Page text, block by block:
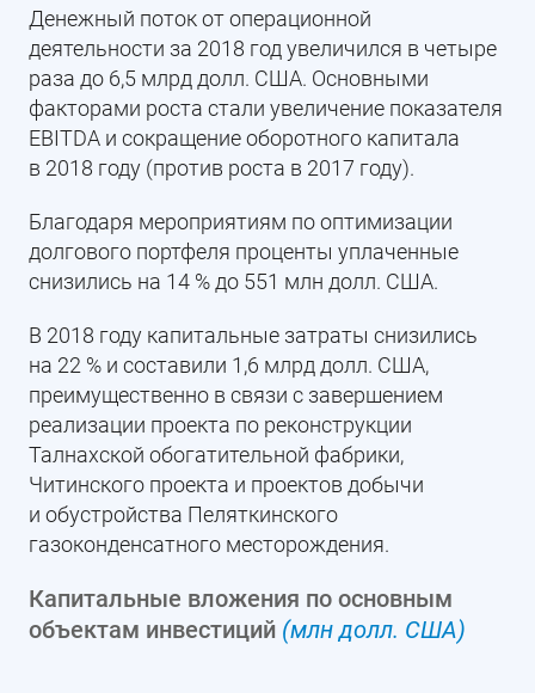
Денежный поток от операционной
деятельности за 2018 год увеличился в четыре
раза до 6,5 млрд долл. США. Основными
факторами роста стали увеличение показателя
EBITDA и сокращение оборотного капитала
в 2018 году (против роста в 2017 году).
Благодаря мероприятиям по оптимизации
долгового портфеля проценты уплаченные
снизились на 14 % до 551 млн долл. США.
В 2018 году капитальные затраты снизились
на 22 % и составили 1,6 млрд долл. США,
преимущественно в связи с завершением
реализации проекта по реконструкции
Талнахской обогатительной фабрики,
Читинского проекта и проектов добычи
и обустройства Пеляткинского
газоконденсатного месторождения.
Капитальные вложения по основным
объектам инвестиций (млн долл. США)